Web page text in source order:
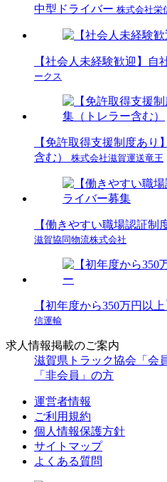
中型ドライバー 株式会社栄
【社会人未経験歓迎】自
ークス
【免許取得支援制度あり
含む）
株式会社滋賀運送竜王
【働きやすい職場認証
滋賀協同物流株式会社
【初年度から350万円以
信運輸
求人情報掲載のご案内
滋賀県トラック協会「会
「非会員」の方
運営者情報
ご利用規約
個人情報保護方針
サイトマップ
よくある質問